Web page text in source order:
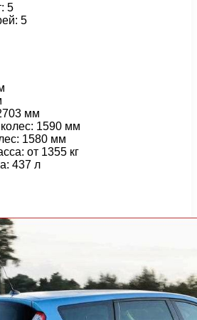
5
5
мм
1590 мм
1580 мм
от 1355 кг
437 л